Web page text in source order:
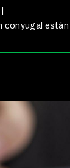
conyugal